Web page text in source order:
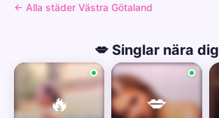
← Alla städer Västra Götaland
💋 Singlar nära dig
🔥 💋